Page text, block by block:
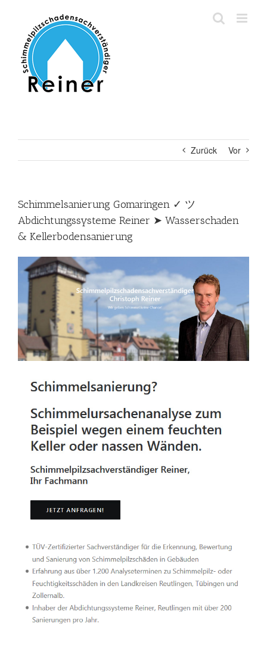
springen
Zurück Vor
Schimmelsanierung Gomaringen ✓ ツ
Abdichtungssysteme Reiner ➤ Wasserschaden
& Kellerbodensanierung